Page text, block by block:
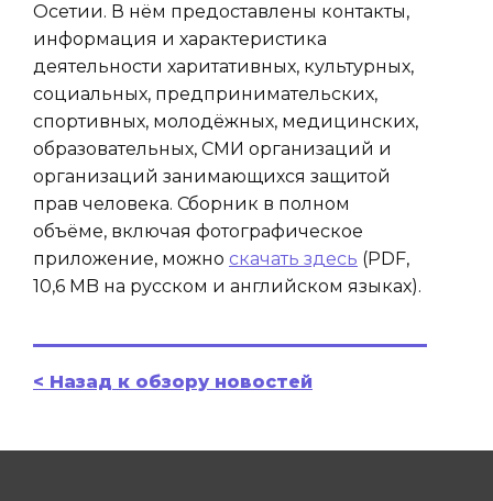
Осетии. В нём предоставлены контакты,
информация и характеристика
деятельности харитативных, культурных,
социальных, предпринимательских,
спортивных, молодёжных, медицинских,
образовательных, СМИ организаций и
организаций занимающихся защитой
прав человека. Сборник в полном
объёме, включая фотографическое
приложение, можно скачать здесь (PDF,
10,6 MB на русском и английском языках).
< Назад к обзору новостей